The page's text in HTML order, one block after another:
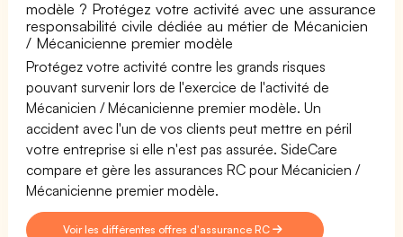
modèle ? Protégez votre activité avec une assurance
responsabilité civile dédiée au métier de Mécanicien
/ Mécanicienne premier modèle
Protégez votre activité contre les grands risques
pouvant survenir lors de l'exercice de l'activité de
Mécanicien / Mécanicienne premier modèle. Un
accident avec l'un de vos clients peut mettre en péril
votre entreprise si elle n'est pas assurée. SideCare
compare et gère les assurances RC pour Mécanicien /
Mécanicienne premier modèle.
Voir les différentes offres d'assurance RC